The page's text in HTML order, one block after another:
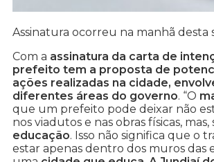
Assinatura ocorreu na manhã desta
Com a assinatura da carta de
prefeito tem a proposta de
ações realizadas na cidade,
diferentes áreas do governo. “O
que um prefeito pode deixar não
nos viadutos e nas obras físicas, mas,
educação. Isso não significa que o
estar apenas dentro dos muros das